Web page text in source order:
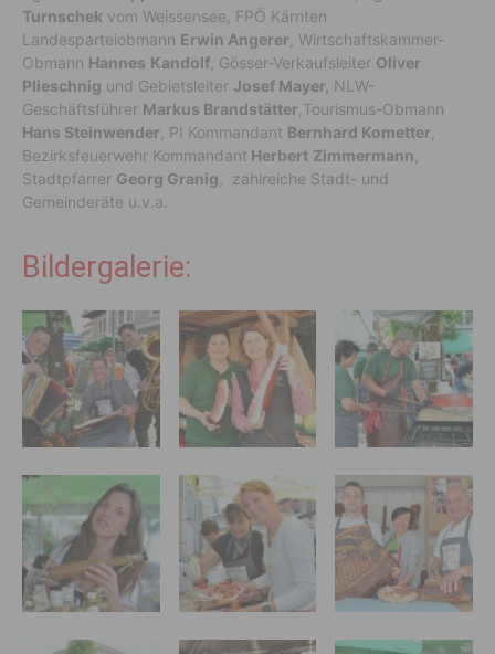
Turnschek vom Weissensee, FPÖ Kärnten
Landesparteiobmann Erwin Angerer , Wirtschaftskammer-
Obmann Hannes Kandolf , Gösser-Verkaufsleiter Oliver
Plieschnig und Gebietsleiter Josef Mayer, NLW-
Geschäftsführer Markus Brandstätter ,Tourismus-Obmann
Hans Steinwender , PI Kommandant Bernhard Kometter
Bezirksfeuerwehr Kommandant Herbert Zimmermann
Stadtpfarrer Georg Granig , zahlreiche Stadt- und
Gemeinderäte u.v.a.
Bildergalerie: